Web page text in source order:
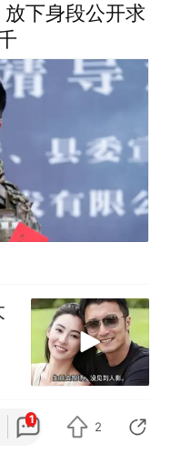
下身段公开求
滨参加电影周很
1
2